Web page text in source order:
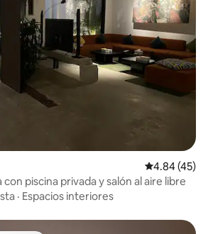
Calificación
4.84 (45)
piscina privada y salón al aire libre
· Espacios interiores